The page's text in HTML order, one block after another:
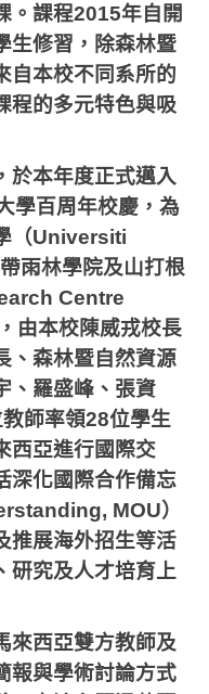
。課程2015年自開
生修習，除森林暨
自本校不同系所的
程的多元特色與吸
於本年度正式邁入
學百周年校慶，為
（Universiti
雨林學院及山打根
Centre
由本校陳威戎校長
、森林暨自然資源
、羅盛峰、張資
師率領28位學生
西亞進行國際交
深化國際合作備忘
MOU）
推展海外招生等活
研究及人才培育上
來西亞雙方教師及
報與學術討論方式